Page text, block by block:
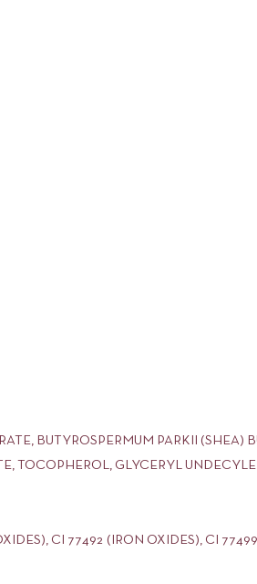
BUTYROSPERMUM PARKII (SHEA)
TOCOPHEROL, GLYCERYL
CI 77492 (IRON OXIDES), CI